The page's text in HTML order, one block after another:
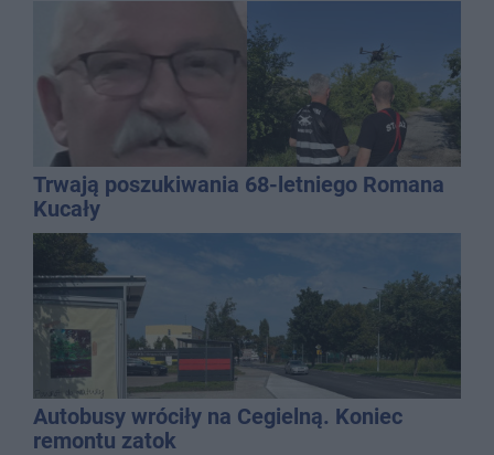
Trwają poszukiwania 68-letniego Romana
Kucały
Autobusy wróciły na Cegielną. Koniec
remontu zatok